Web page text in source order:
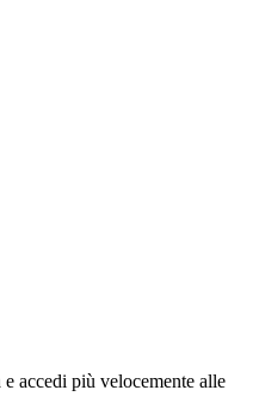
accedi più velocemente alle